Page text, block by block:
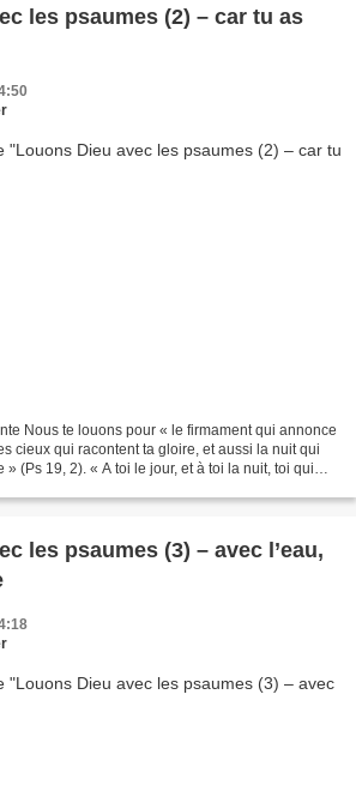
les psaumes (2) – car tu as
Nous te louons pour « le firmament qui annonce
cieux qui racontent ta gloire, et aussi la nuit qui
(Ps 19, 2). « A toi le jour, et à toi la nuit, toi qui
les psaumes (3) – avec l’eau,